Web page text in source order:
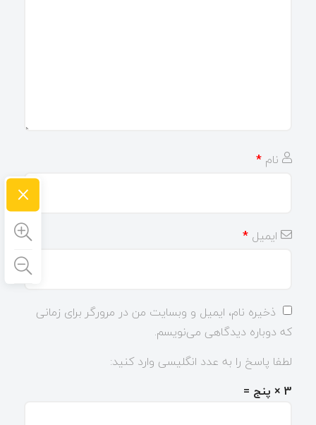
نام *
ایمیل *
ذخیره نام، ایمیل و وبسایت من در مرورگر برای زمانی
که دوباره دیدگاهی می‌نویسم.
لطفا پاسخ را به عدد انگلیسی وارد کنید:
3 × پنج =
×